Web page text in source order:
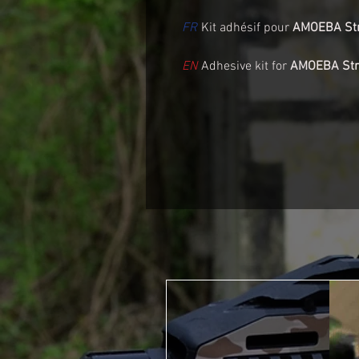
FR Kit adhésif pour AMOEBA
ENAdhesive kit for AMOEBA